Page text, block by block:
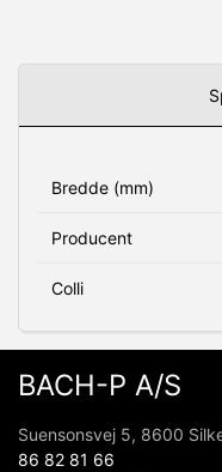
Bredde (mm)
Producent
Colli
BACH-P A/S
Suensonsvej 5, 8600
86 82 81 66